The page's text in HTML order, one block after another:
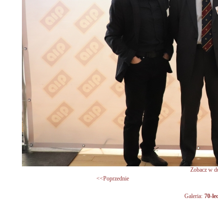
Zobacz w
<<Poprzednie
Galeria: 70-